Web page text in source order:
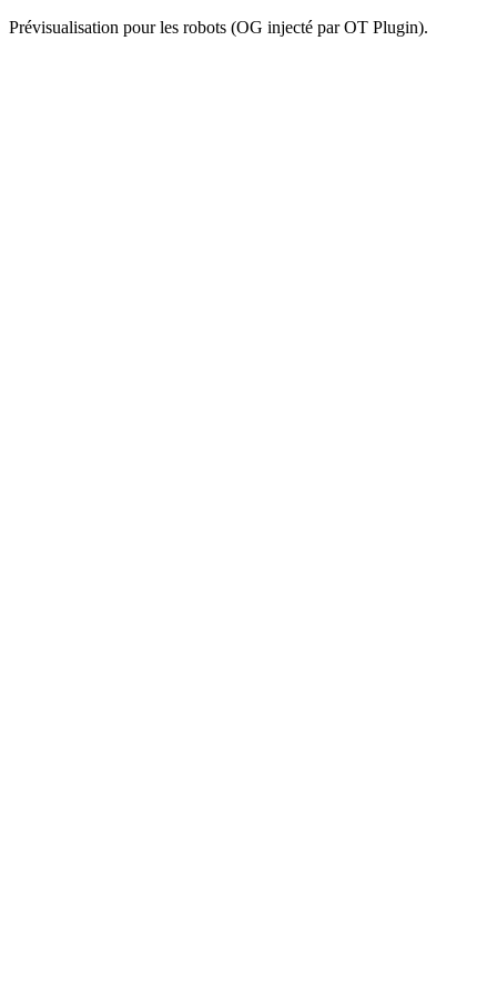
Prévisualisation pour les robots (OG injecté par OT Plugin).